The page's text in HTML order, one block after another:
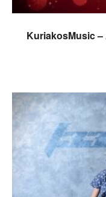
KuriakosMusic